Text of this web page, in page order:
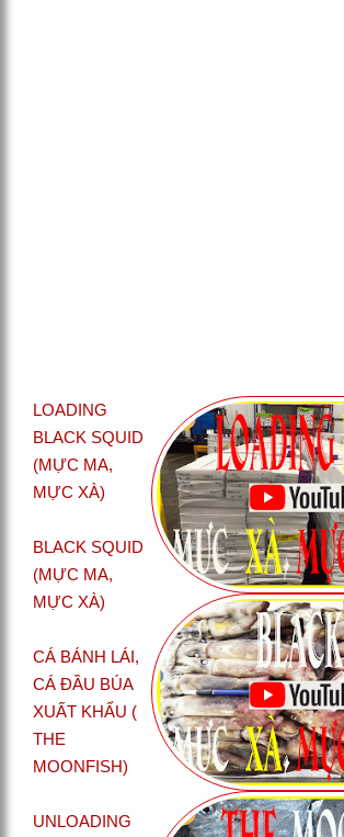
LOADING
BLACK SQUID
(MỰC MA,
MỰC XÀ)
BLACK SQUID
(MỰC MA,
MỰC XÀ)
CÁ BÁNH LÁI,
CÁ ĐẦU BÚA
XUẤT KHẨU (
THE
MOONFISH)
UNLOADING